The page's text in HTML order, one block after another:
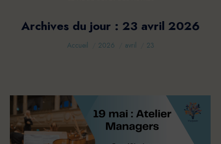
Archives du jour : 23 avril 2026
Vous êtes ici :
Accueil 2026 avril 23